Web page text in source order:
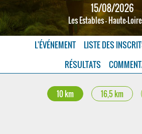
15/08/2026
Les Estables - Haute-
L'ÉVÉNEMENT LISTE DES
RÉSULTATS
10 km 16,5 km